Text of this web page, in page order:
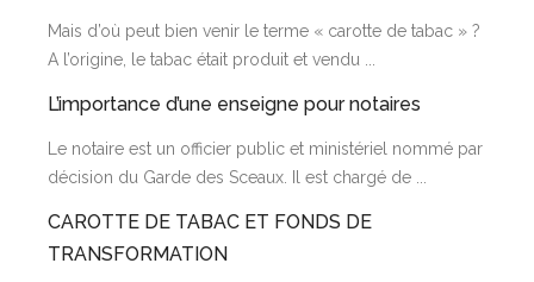
Mais d’où peut bien venir le terme « carotte de tabac » ?
A l’origine, le tabac était produit et vendu ...
L’importance d’une enseigne pour notaires
Le notaire est un officier public et ministériel nommé par
décision du Garde des Sceaux. Il est chargé de ...
CAROTTE DE TABAC ET FONDS DE
TRANSFORMATION